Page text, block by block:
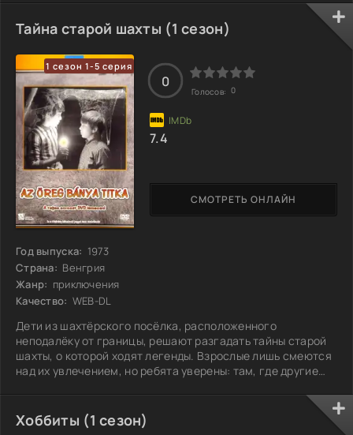
становится целью охотников. Теперь именно Хлоя несет
на себе бремя надежды на выживание этой расы. Каково
это — быть единственной, кто может изменить ход
истории?
Тайна старой шахты (1 сезон)
1 сезон 1-5 серия
Год выпуска: 1973
Страна: Венгрия
Жанр: приключения
Качество: WEB-DL
Дети из шахтёрского посёлка, расположенного
неподалёку от границы, решают разгадать тайны старой
шахты, о которой ходят легенды. Взрослые лишь смеются
над их увлечением, но ребята уверены: там, где другие
настоящие секреты. Каждый из них ощущает, что в шахте
осталось что-то важное, что может изменить их жизнь.
Собравшись в дружной компании, они вооружаются
СМОТРЕТЬ ОНЛАЙН
0
Голосов: 0
7.4
Хоббиты (1 сезон)